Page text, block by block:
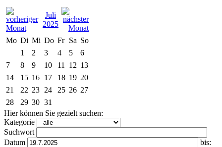
Juli
2025
Mo Di Mi Do Fr Sa So
1
2 3 4 5
6
7
8 9 10 11 12 13
14
15 16 17 18 19 20
21
22 23 24 25 26 27
28
29 30 31
Hier können Sie gezielt suchen:
Kategorie
Suchwort
Datum
bis: